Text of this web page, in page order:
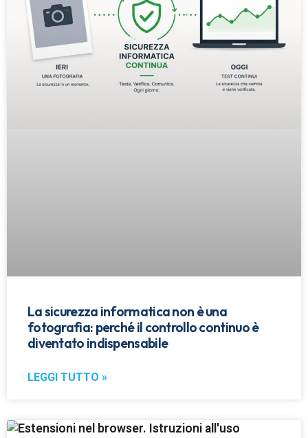
La sicurezza informatica non è una
fotografia: perché il controllo continuo è
diventato indispensabile
LEGGI TUTTO »